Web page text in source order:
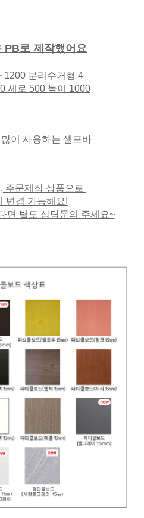
PB로 제작했어요
1200 분리수거형 4
세로 500 높이 1000
이 사용하는 셀프바
주문제작 상품으로
변경 가능해요!
면 별도 상담문의 주세요~